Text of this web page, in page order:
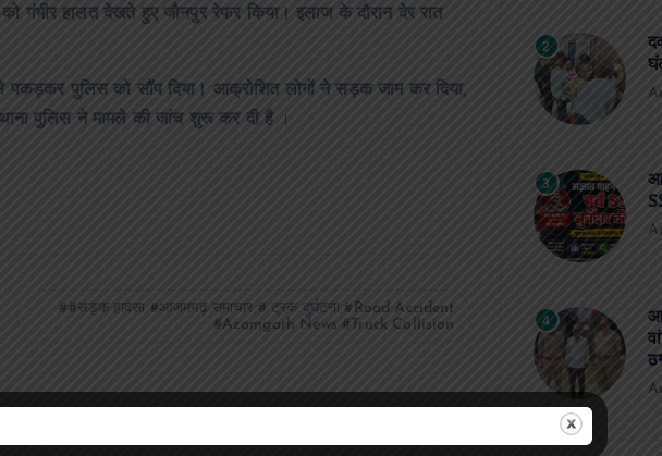
गंभीर हालत देखते हुए जौनपुर रेफर किया। इलाज के दौरान देर रात
पकड़कर पुलिस को सौंप दिया। आक्रोशित लोगों ने सड़क जाम कर दिया,
थाना पुलिस ने मामले की जांच शुरू कर दी है।
#सड़क हादसा #आजमगढ़ समाचार # ट्रक दुर्घटना #Road Accident
#Azamgarh News #Truck Collision
2
3
4